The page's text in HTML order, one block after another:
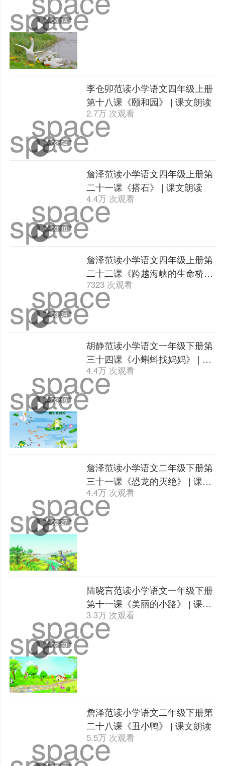
space
04:14
space
space
02:54
李仓卯范读小学语文四年级上册
第十八课《颐和园》 | 课文朗读
2.7万 次观看
space
space
03:10
詹泽范读小学语文四年级上册第
二十一课《搭石》 | 课文朗读
4.4万 次观看
space
space
03:34
詹泽范读小学语文四年级上册第
二十二课《跨越海峡的生命桥》
| 课文朗读
7323 次观看
space
space
02:19
胡静范读小学语文一年级下册第
三十四课《小蝌蚪找妈妈》 | 课
文朗读
4.4万 次观看
space
space
02:27
詹泽范读小学语文二年级下册第
三十一课《恐龙的灭绝》 | 课文
朗读
4.4万 次观看
space
space
02:33
陆晓言范读小学语文一年级下册
第十一课《美丽的小路》 | 课文
朗读
3.3万 次观看
space
詹泽范读小学语文二年级下册第
二十八课《丑小鸭》 | 课文朗读
5.5万 次观看